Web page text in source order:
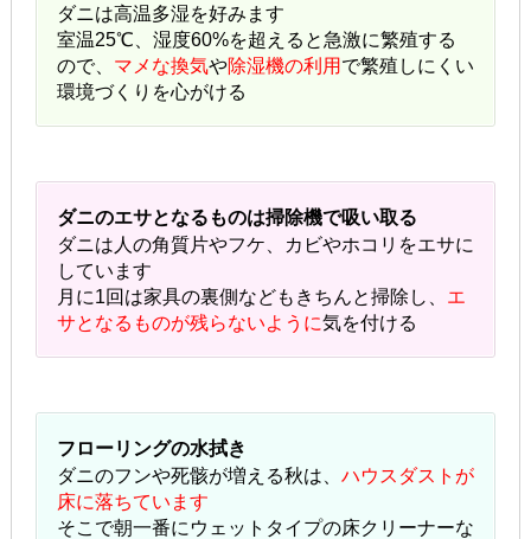
ダニは高温多湿を好みます
室温25℃、湿度60%を超えると急激に繁殖する
ので、 マメな換気や除湿機の利用 で繁殖しにくい
環境づくりを心がける
ダニのエサとなるものは掃除機で吸い取る
ダニは人の角質片やフケ、カビやホコリをエサに
しています
月に1回は家具の裏側などもきちんと掃除し、 エ
サとなるものが残らないように気を付ける
フローリングの水拭き
ダニのフンや死骸が増える秋は、 ハウスダストが
床に落ちています
そこで朝一番にウェットタイプの床クリーナーな